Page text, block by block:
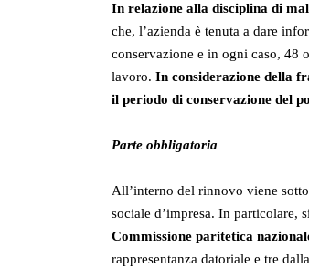
In relazione alla disciplina di
che, l’azienda è tenuta a dare
conservazione e in ogni caso, 48
lavoro. In considerazione della
il periodo di conservazione del
Parte obbligatoria
All’interno del rinnovo viene
sociale d’impresa. In particolare,
Commissione paritetica
rappresentanza datoriale e tre